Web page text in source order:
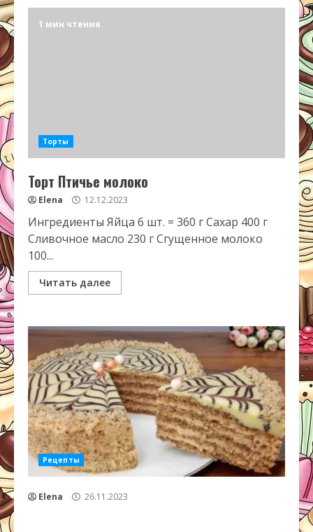
1 мин чтения
Торты
Торт Птичье молоко
Elena 12.12.2023
Ингредиенты Яйца 6 шт. = 360 г Сахар 400 г
Сливочное масло 230 г Сгущенное молоко
100...
Читать далее
Рецепты
Elena 26.11.2023